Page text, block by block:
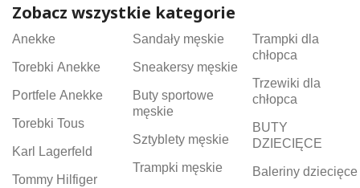
Zobacz wszystkie kategorie
Anekke
Torebki Anekke
Portfele Anekke
Torebki Tous
Karl Lagerfeld
Tommy Hilfiger
Sandały męskie
Sneakersy męskie
Buty sportowe
męskie
Sztyblety męskie
Trampki męskie
Trampki dla
chłopca
Trzewiki dla
chłopca
BUTY
DZIECIĘCE
Baleriny dziecięce